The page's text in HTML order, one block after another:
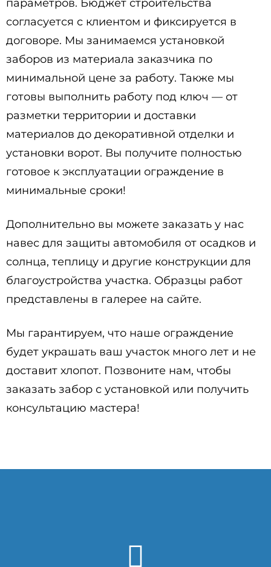
параметров. Бюджет строительства
согласуется с клиентом и фиксируется в
договоре. Мы занимаемся установкой
заборов из материала заказчика по
минимальной цене за работу. Также мы
готовы выполнить работу под ключ — от
разметки территории и доставки
материалов до декоративной отделки и
установки ворот. Вы получите полностью
готовое к эксплуатации ограждение в
минимальные сроки!
Дополнительно вы можете заказать у нас
навес для защиты автомобиля от осадков и
солнца, теплицу и другие конструкции для
благоустройства участка. Образцы работ
представлены в галерее на сайте.
Мы гарантируем, что наше ограждение
будет украшать ваш участок много лет и не
доставит хлопот. Позвоните нам, чтобы
заказать забор с установкой или получить
консультацию мастера!